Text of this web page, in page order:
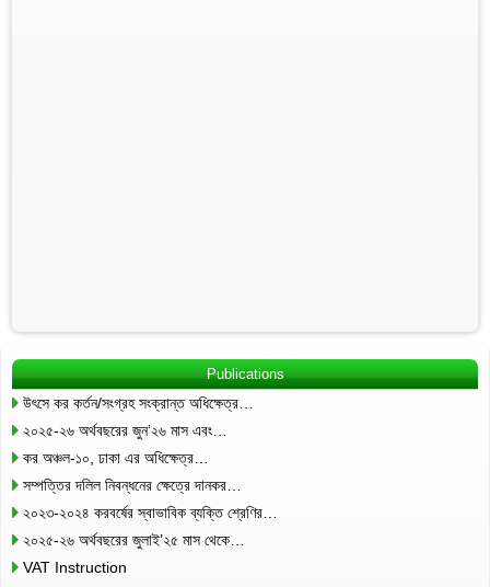
Publications
উৎসে কর কর্তন/সংগ্রহ সংক্রান্ত অধিক্ষেত্র…
২০২৫-২৬ অর্থবছরের জুন’২৬ মাস এবং…
কর অঞ্চল-১০, ঢাকা এর অধিক্ষেত্র…
সম্পত্তির দলিল নিবন্ধনের ক্ষেত্রে দানকর…
২০২৩-২০২৪ করবর্ষের স্বাভাবিক ব্যক্তি শ্রেণির…
২০২৫-২৬ অর্থবছরের জুলাই’২৫ মাস থেকে…
VAT Instruction